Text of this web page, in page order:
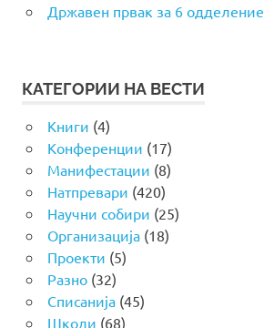
Државен првак за 6 одделение
КАТЕГОРИИ НА ВЕСТИ
Книги (4)
Конференции (17)
Манифестации (8)
Натпревари (420)
Научни собири (25)
Организација(18)
Проекти (5)
Разно(32)
Списанија(45)
Школи (68)